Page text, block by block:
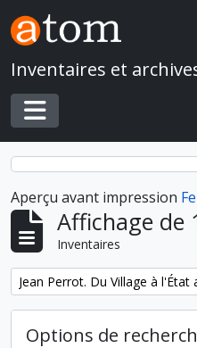
Skip to main content
Inventaires et
Toggle navigation
Aperçu avant impression
Affichage de
Inventaires
Remove filter:
Jean Perrot. Du Village à
Options de